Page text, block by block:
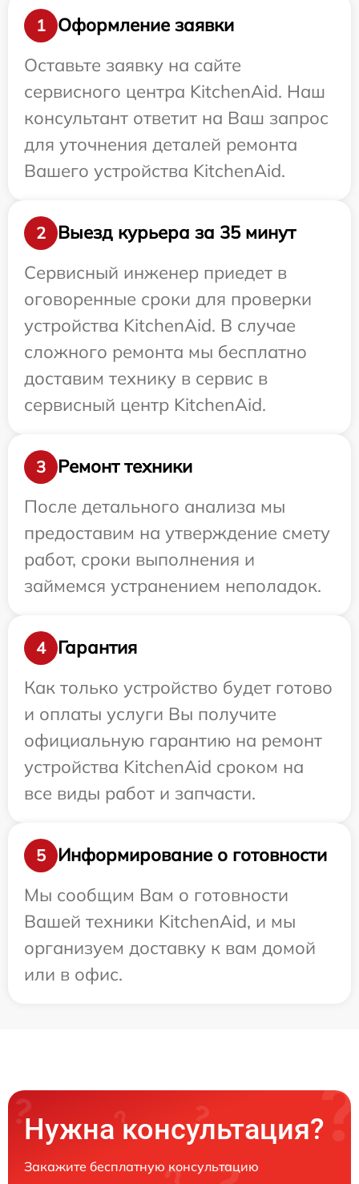
1
Оформление заявки
Оставьте заявку на сайте
сервисного центра KitchenAid. Наш
консультант ответит на Ваш запрос
для уточнения деталей ремонта
Вашего устройства KitchenAid.
2
Выезд курьера за 35 минут
Сервисный инженер приедет в
оговоренные сроки для проверки
устройства KitchenAid. В случае
сложного ремонта мы бесплатно
доставим технику в сервис в
сервисный центр KitchenAid.
3
Ремонт техники
После детального анализа мы
предоставим на утверждение смету
работ, сроки выполнения и
займемся устранением неполадок.
4
Гарантия
Как только устройство будет готово
и оплаты услуги Вы получите
официальную гарантию на ремонт
устройства KitchenAid сроком на
все виды работ и запчасти.
5
Информирование о готовности
Мы сообщим Вам о готовности
Вашей техники KitchenAid, и мы
организуем доставку к вам домой
или в офис.
Нужна консультация?
Закажите бесплатную консультацию